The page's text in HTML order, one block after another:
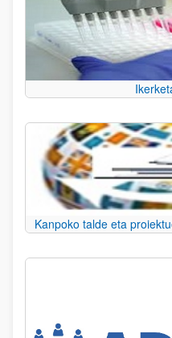
Kanpoko talde eta